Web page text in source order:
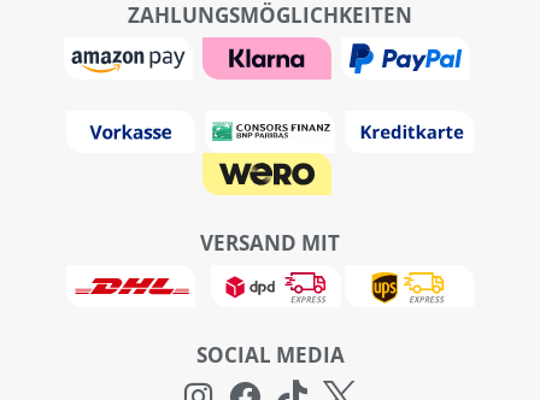
ZAHLUNGSMÖGLICHKEITEN
VERSAND MIT
SOCIAL MEDIA